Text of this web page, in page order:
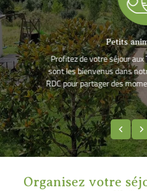
Petits
Profitez de votre séjour aux
sont les bienvenus dans notre
RDC pour partager des moments
Organisez votre